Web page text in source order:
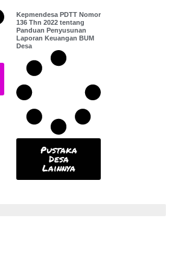
Kepmendesa PDTT Nomor
136 Thn 2022 tentang
Panduan Penyusunan
Laporan Keuangan BUM
Desa
Pustaka
Desa
Lainnya